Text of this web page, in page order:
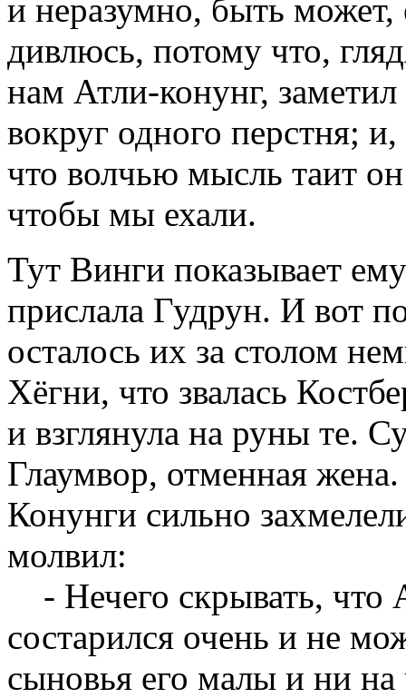
и неразумно, быть
дивлюсь, потому что,
нам Атли-конунг,
вокруг одного перстня;
что волчью мысль таит
чтобы мы ехали.
Тут Винги показывает
прислала Гудрун. И вот
осталось их за столом
Хёгни, что звалась
и взглянула на руны те.
Глаумвор, отменная
Конунги сильно
молвил:
- Нечего скрывать, что
состарился очень и не
сыновья его малы и ни